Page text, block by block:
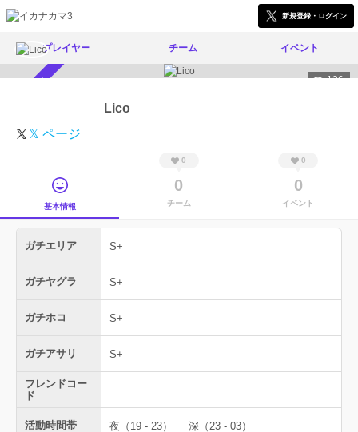
新規登録・ログイン
プレイヤー チーム イベント
136
Lico
𝕏 ページ
基本情報
0
0
チーム
0
0
イベント
ガチエリア S+
ガチヤグラ S+
ガチホコ S+
ガチアサリ S+
フレンドコー
ド
活動時間帯 夜（19 - 23） 深（23 - 03）